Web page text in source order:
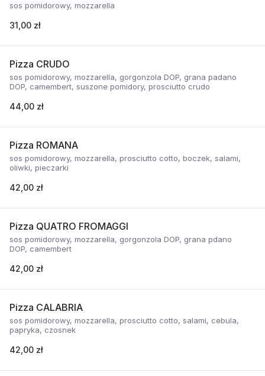
sos pomidorowy, mozzarella
31,00 zł
Pizza CRUDO
sos pomidorowy, mozzarella, gorgonzola DOP, grana padano
DOP, camembert, suszone pomidory, prosciutto crudo
44,00 zł
Pizza ROMANA
sos pomidorowy, mozzarella, prosciutto cotto, boczek, salami,
oliwki, pieczarki
42,00 zł
Pizza QUATRO FROMAGGI
sos pomidorowy, mozzarella, gorgonzola DOP, grana pdano
DOP, camembert
42,00 zł
Pizza CALABRIA
sos pomidorowy, mozzarella, prosciutto cotto, salami, cebula,
papryka, czosnek
42,00 zł